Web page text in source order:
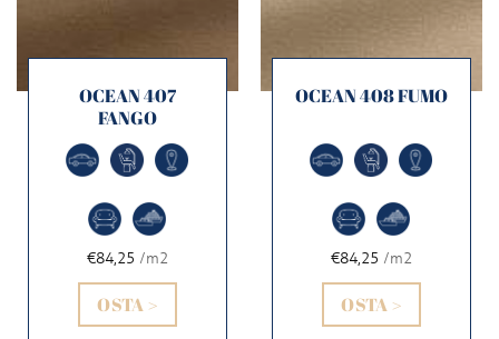
OCEAN 407
FANGO
€84,25 /m2
OSTA >
OCEAN 408 FUMO
€84,25 /m2
OSTA >